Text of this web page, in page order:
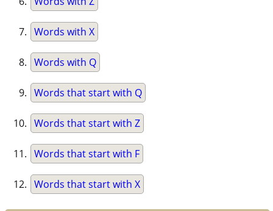
Words with X
Words with Q
Words that start with Q
Words that start with Z
Words that start with F
Words that start with X